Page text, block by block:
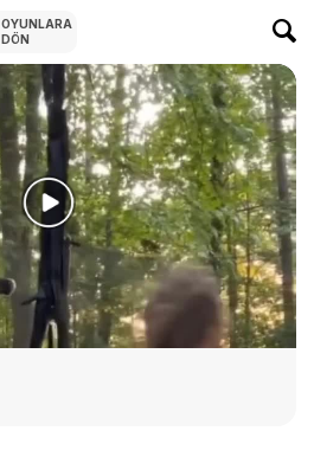
OYUNLARA
DÖN